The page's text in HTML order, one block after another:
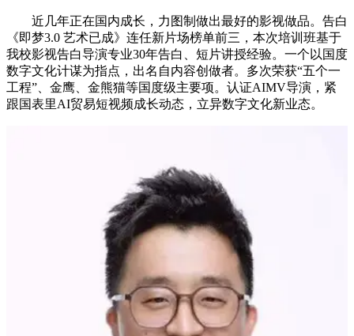
近几年正在国内成长，力图制做出最好的影视做品。告白
《即梦3.0 艺术已成》连任新片场榜单前三，本次培训班基于
我校影视告白导演专业30年告白、短片讲授经验。一个以国度
数字文化计谋为指点，出名自内容创做者。多次荣获“五个一
工程”、金鹰、金熊猫等国度级主要项。认证AIMV导演，紧
跟国表里AI贸易短视频成长动态，立异数字文化新业态。